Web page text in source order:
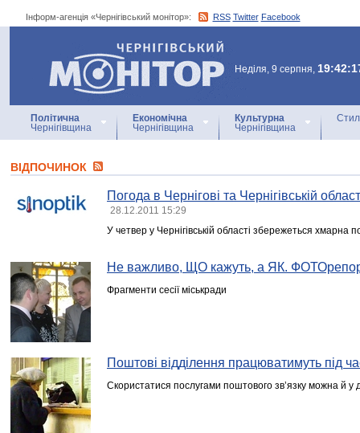
Інформ-агенція «Чернігівський монітор»: RSS Twitter Facebook
Інформ-агенція
«Чернігівський монітор»
Неділя, 9 серпня,
Політична
Чернігівщина
Економічна
Чернігівщина
Культурна
Чернігівщина
ВІДПОЧИНОК
Погода в Чернігові та Чернігівській
28.12.2011 15:29
У четвер у Чернігівській області збережеться хмарна
Не важливо, ЩО кажуть, а ЯК.
Фрагменти сесії міськради
Поштові відділення працюватимуть під
Скористатися послугами поштового зв’язку можна й у